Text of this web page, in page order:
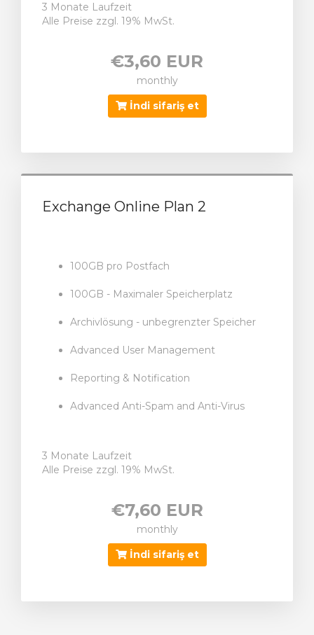
3 Monate Laufzeit
Alle Preise zzgl. 19% MwSt.
€3,60 EUR
monthly
İndi sifariş et
Exchange Online Plan 2
100GB pro Postfach
100GB - Maximaler Speicherplatz
Archivlösung - unbegrenzter Speicher
Advanced User Management
Reporting & Notification
Advanced Anti-Spam and Anti-Virus
3 Monate Laufzeit
Alle Preise zzgl. 19% MwSt.
€7,60 EUR
monthly
İndi sifariş et